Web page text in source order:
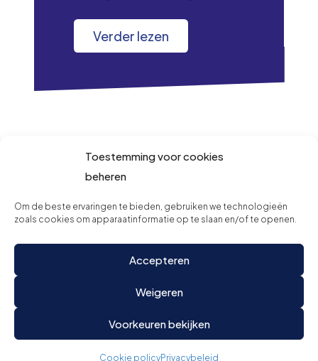
Toestemming voor cookies
beheren
Om de beste ervaringen te bieden, gebruiken we technologieën
zoals cookies om apparaatinformatie op te slaan en/of te openen.
Accepteren
Weigeren
Voorkeuren bekijken
Cookie policyPrivacybeleid
Verder lezen